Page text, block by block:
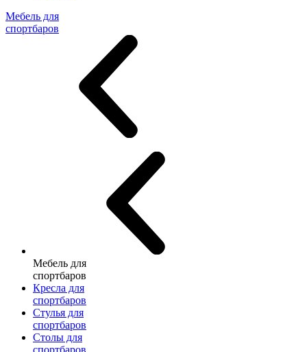
Мебель для
спортбаров
Мебель для
спортбаров
Кресла для
спортбаров
Стулья для
спортбаров
Столы для